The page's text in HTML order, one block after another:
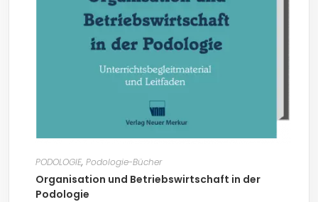
PODOLOGIE, Podologie-Bücher
Organisation und Betriebswirtschaft in der
Podologie